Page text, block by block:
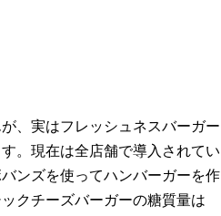
、実はフレッシュネスバーガー
。現在は全店舗で導入されてい
ンズを使ってハンバーガーを作
クチーズバーガーの糖質量は